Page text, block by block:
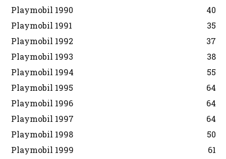
Playmobil 1990
40
Playmobil 1991
35
Playmobil 1992
37
Playmobil 1993
38
Playmobil 1994
55
Playmobil 1995
64
Playmobil 1996
64
Playmobil 1997
64
Playmobil 1998
50
Playmobil 1999
61